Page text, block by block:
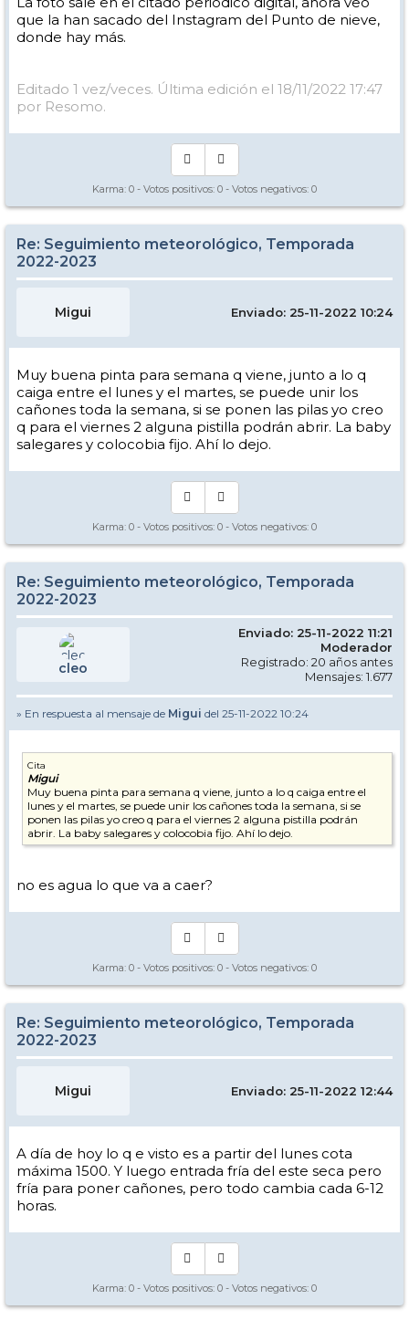
que la han sacado del Instagram del Punto de nieve,
donde hay más.
Editado 1 vez/veces. Última edición el 18/11/2022 17:47
por Resomo.
Karma: 0 - Votos positivos: 0 - Votos negativos: 0
Re: Seguimiento meteorológico, Temporada
2022-2023
Migui Enviado: 25-11-2022 10:24
Muy buena pinta para semana q viene, junto a lo q
caiga entre el lunes y el martes, se puede unir los
cañones toda la semana, si se ponen las pilas yo creo
q para el viernes 2 alguna pistilla podrán abrir. La baby
salegares y colocobia fijo. Ahí lo dejo.
Karma: 0 - Votos positivos: 0 - Votos negativos: 0
Re: Seguimiento meteorológico, Temporada
2022-2023
cleo
Enviado: 25-11-2022 11:21
Moderador
Registrado: 20 años antes
Mensajes: 1.677
» En respuesta al mensaje de Migui del 25-11-2022 10:24
Cita
Migui
Muy buena pinta para semana q viene, junto a lo q caiga entre el
lunes y el martes, se puede unir los cañones toda la semana, si se
ponen las pilas yo creo q para el viernes 2 alguna pistilla podrán
abrir. La baby salegares y colocobia fijo. Ahí lo dejo.
no es agua lo que va a caer?
Karma: 0 - Votos positivos: 0 - Votos negativos: 0
Re: Seguimiento meteorológico, Temporada
2022-2023
Migui Enviado: 25-11-2022 12:44
A día de hoy lo q e visto es a partir del lunes cota
máxima 1500. Y luego entrada fría del este seca pero
fría para poner cañones, pero todo cambia cada 6-12
horas.
Karma: 0 - Votos positivos: 0 - Votos negativos: 0